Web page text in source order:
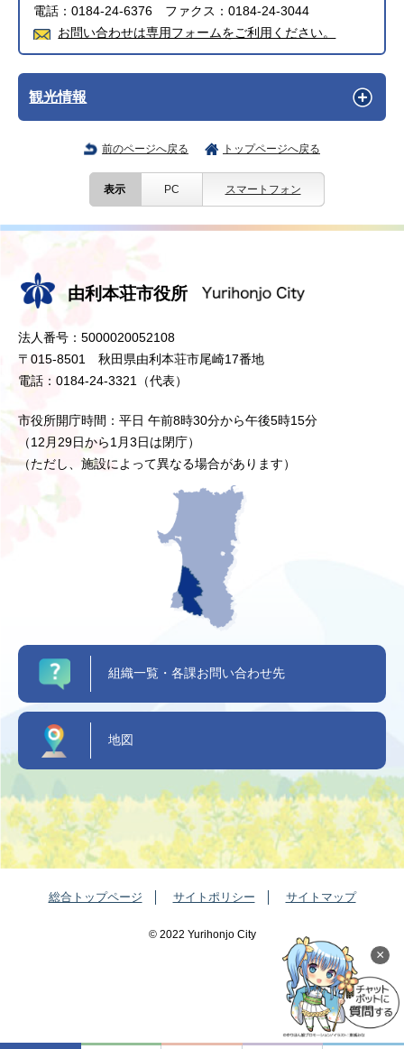
電話：0184-24-6376 ファクス：0184-24-3044
お問い合わせは専用フォームをご利用ください。
観光情報
前のページへ戻る トップページへ戻る
表示 PC スマートフォン
×
由利本荘市役所
法人番号：5000020052108
〒015-8501 秋田県由利本荘市尾崎17番地
電話：0184-24-3321（代表）
市役所開庁時間：平日 午前8時30分から午後5時15分
（12月29日から1月3日は閉庁）
（ただし、施設によって異なる場合があります）
組織一覧・各課お問い合わせ先
地図
総合トップページ サイトポリシー サイトマップ
©️ 2022 Yurihonjo City